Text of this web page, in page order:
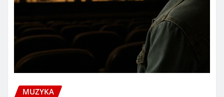
MUZYKA